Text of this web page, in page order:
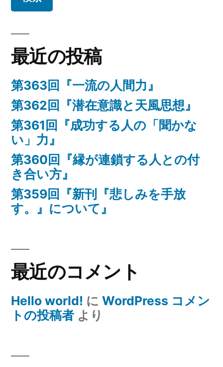
る
人
生
を
つ
く
る
き
方』
に
つ
い
て」
意
に
過
ご
す
た
め
に
や
る
べ
と」
に
最近の投稿
第363回『一流の人間力』
第362回『潜在意識と天風思想』
第361回『成功する人の「聞かな
い」力』
第360回『縁が連鎖する人との付
き合い方』
第359回『新刊『悲しみを手放
す。』について』
最近のコメント
Hello world! に WordPress コメン
トの投稿者 より